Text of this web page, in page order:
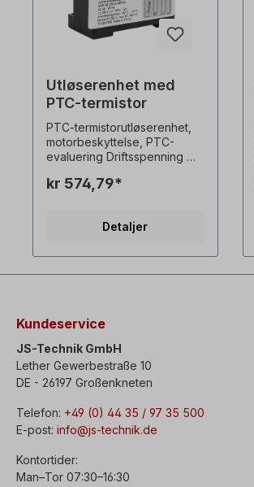
Utløserenhet med
PTC-termistor
PTC-termistorutløserenhet,
motorbeskyttelse, PTC-
evaluering Driftsspenning ：
spenningstoleranse ： ±
<0,8VA Tillatt
～ 70 ℃ Nominell strøm av
bryteren ： 7A Driftsmotstand
： 1500 ～ 1800Ω Vekt ： 0,2
kg
kr 574,79*
Detaljer
Kundeservice
JS-Technik GmbH
Lether Gewerbestraße 10
DE - 26197 Großenkneten
Telefon: +49 (0) 44 35 / 97 35 500
E-post: info@js-technik.de
Kontortider:
Man–Tor 07:30–16:30